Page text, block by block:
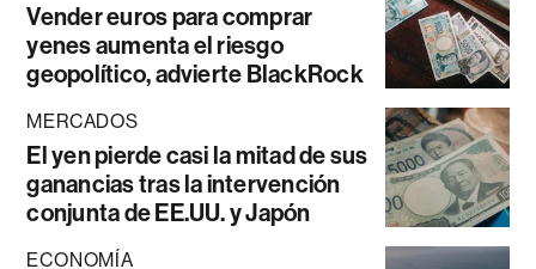
Vender euros para comprar
yenes aumenta el riesgo
geopolítico, advierte BlackRock
MERCADOS
El yen pierde casi la mitad de sus
ganancias tras la intervención
conjunta de EE.UU. y Japón
ECONOMÍA